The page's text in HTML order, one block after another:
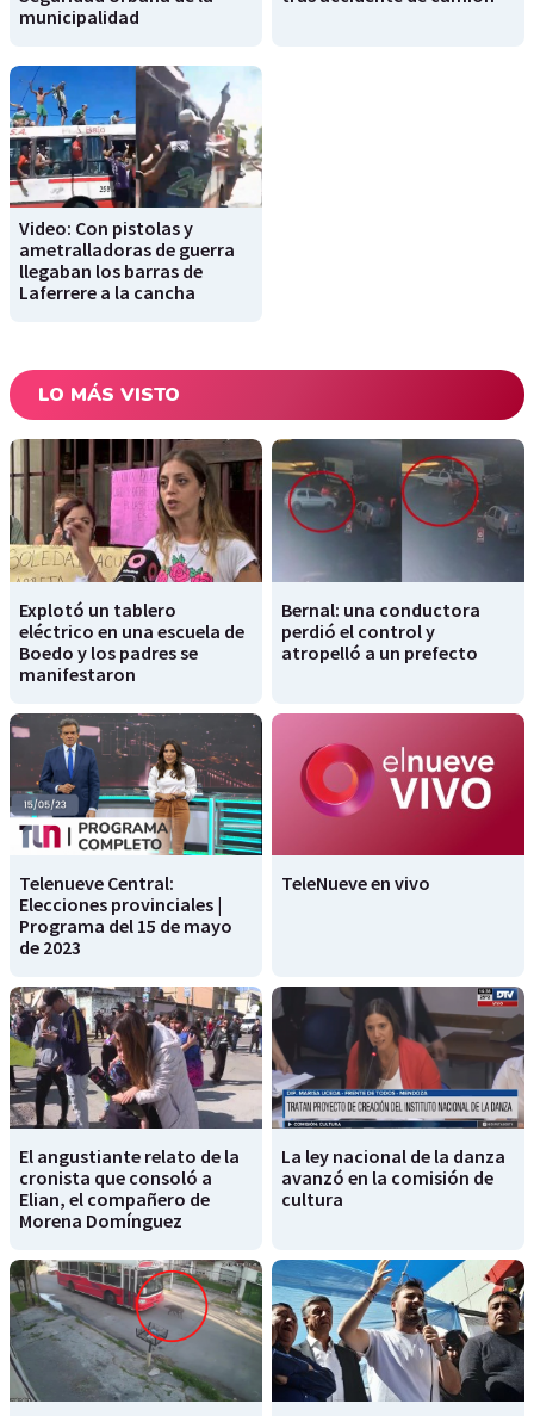
municipalidad
Video: Con pistolas y
ametralladoras de guerra
llegaban los barras de
Laferrere a la cancha
LO MÁS VISTO
Explotó un tablero
eléctrico en una escuela de
Boedo y los padres se
manifestaron
Bernal: una conductora
perdió el control y
atropelló a un prefecto
Telenueve Central:
Elecciones provinciales |
Programa del 15 de mayo
de 2023
TeleNueve en vivo
El angustiante relato de la
cronista que consoló a
Elian, el compañero de
Morena Domínguez
La ley nacional de la danza
avanzó en la comisión de
cultura